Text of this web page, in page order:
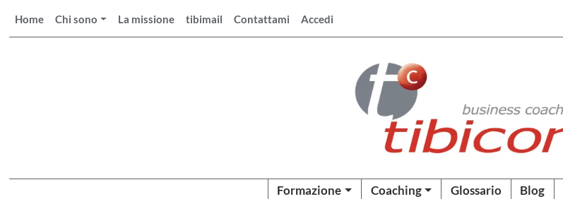
Home Chi sono La missione tibimail Contattami Accedi
Formazione Coaching Glossario Blog